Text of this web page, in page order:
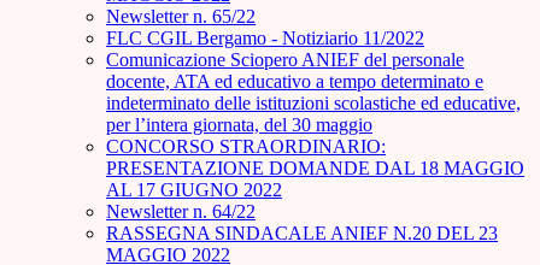
Newsletter n. 65/22
FLC CGIL Bergamo - Notiziario 11/2022
Comunicazione Sciopero ANIEF del personale
docente, ATA ed educativo a tempo determinato e
indeterminato delle istituzioni scolastiche ed educative,
per l’intera giornata, del 30 maggio
CONCORSO STRAORDINARIO:
PRESENTAZIONE DOMANDE DAL 18 MAGGIO
AL 17 GIUGNO 2022
Newsletter n. 64/22
RASSEGNA SINDACALE ANIEF N.20 DEL 23
MAGGIO 2022